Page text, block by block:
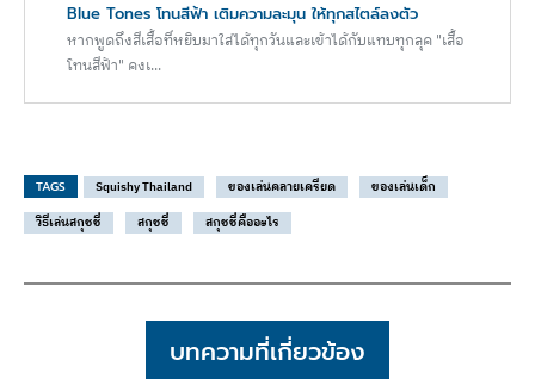
Blue Tones โทนสีฟ้า เติมความละมุน ให้ทุกสไตล์ลงตัว
หากพูดถึงสีเสื้อที่หยิบมาใส่ได้ทุกวันและเข้าได้กับแทบทุกลุค "เสื้อ
โทนสีฟ้า" คงเ...
TAGS Squishy Thailand ของเล่นคลายเครียด
ของเล่นเด็ก
วิธีเล่นสกุชชี่
สกุชชี่ สกุชชี่คืออะไร
บทความที่เกี่ยวข้อง